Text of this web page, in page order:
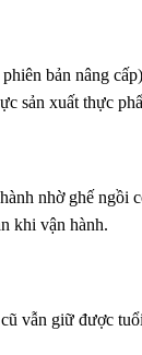
bản nâng
sản xuất thực
nhờ ghế ngồi
khi vận hành.
vẫn giữ được